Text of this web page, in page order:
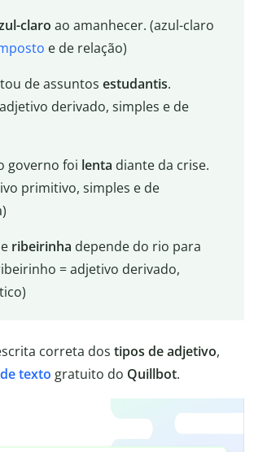
claro ao amanhecer. (azul-claro
e de relação)
de assuntos estudantis.
derivado, simples e de
governo foi lenta diante da crise.
primitivo, simples e de
ribeirinha depende do rio para
= adjetivo derivado,
correta dos tipos de adjetivo,
texto gratuito do Quillbot.